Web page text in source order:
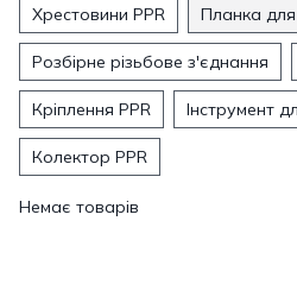
Хрестовини PPR Планка
Розбірне різьбове з'єднання
Кріплення PPR Інструмент
Колектор PPR
Немає товарів